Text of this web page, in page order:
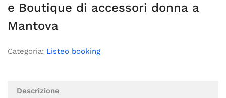
e Boutique di accessori donna a
Mantova
Categoria: Listeo booking
Descrizione